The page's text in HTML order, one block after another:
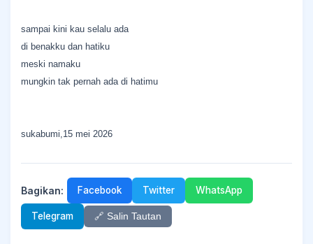
sampai kini kau selalu ada
di benakku dan hatiku
meski namaku
mungkin tak pernah ada di hatimu
sukabumi,15 mei 2026
Bagikan: Facebook Twitter WhatsApp
Telegram 🔗 Salin Tautan